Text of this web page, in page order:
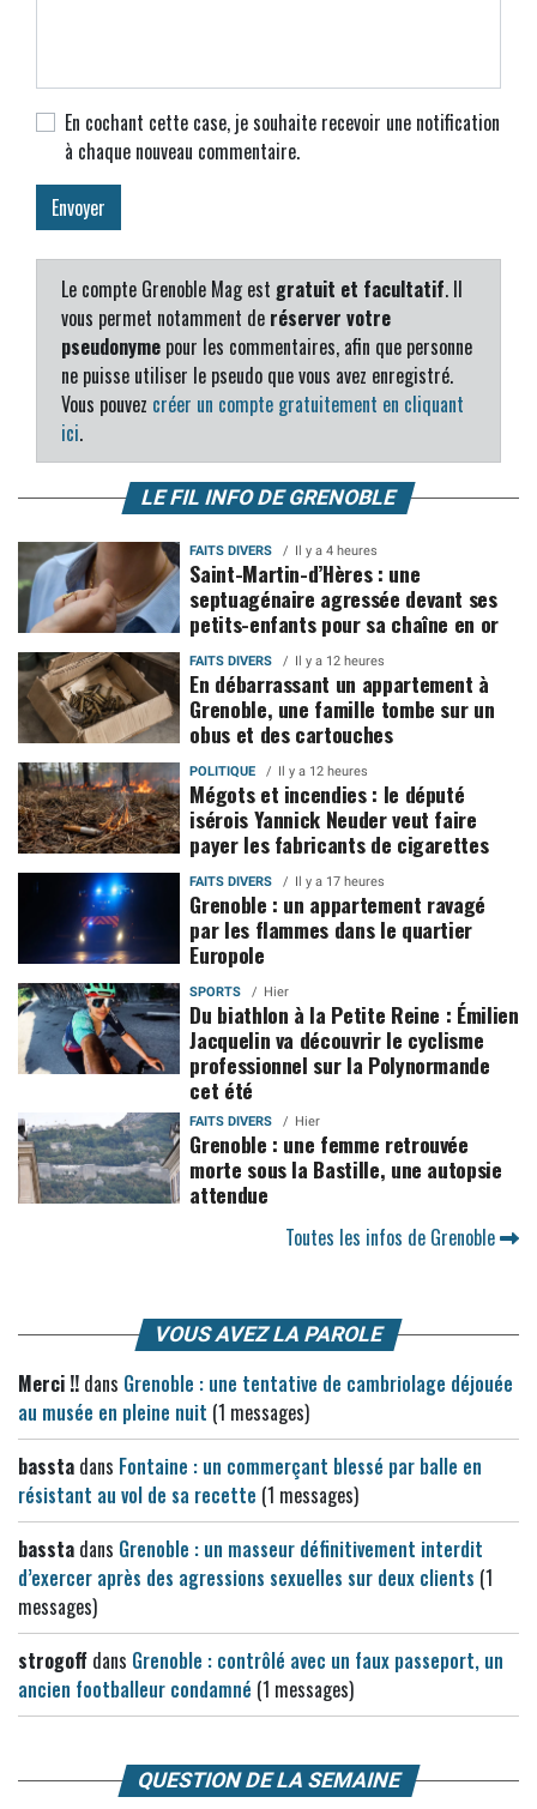
En cochant cette case, je souhaite recevoir une notification
à chaque nouveau commentaire.
Le compte Grenoble Mag est gratuit et facultatif. Il
vous permet notamment de réserver votre
pseudonyme pour les commentaires, afin que personne
ne puisse utiliser le pseudo que vous avez enregistré.
Vous pouvez créer un compte gratuitement en cliquant
ici.
LE FIL INFO DE GRENOBLE
FAITS DIVERS Il y a 4 heures
Saint-Martin-d’Hères : une
septuagénaire agressée devant ses
petits-enfants pour sa chaîne en or
FAITS DIVERS Il y a 12 heures
En débarrassant un appartement à
Grenoble, une famille tombe sur un
obus et des cartouches
POLITIQUE Il y a 12 heures
Mégots et incendies : le député
isérois Yannick Neuder veut faire
payer les fabricants de cigarettes
FAITS DIVERS Il y a 17 heures
Grenoble : un appartement ravagé
par les flammes dans le quartier
Europole
SPORTS Hier
Du biathlon à la Petite Reine : Émilien
Jacquelin va découvrir le cyclisme
professionnel sur la Polynormande
cet été
FAITS DIVERS Hier
Grenoble : une femme retrouvée
morte sous la Bastille, une autopsie
attendue
Toutes les infos de Grenoble
VOUS AVEZ LA PAROLE
Merci !! dans Grenoble : une tentative de cambriolage déjouée
au musée en pleine nuit (1 messages)
bassta dans Fontaine : un commerçant blessé par balle en
résistant au vol de sa recette (1 messages)
bassta dans Grenoble : un masseur définitivement interdit
d’exercer après des agressions sexuelles sur deux clients (1
messages)
strogoff dans Grenoble : contrôlé avec un faux passeport, un
ancien footballeur condamné (1 messages)
QUESTION DE LA SEMAINE